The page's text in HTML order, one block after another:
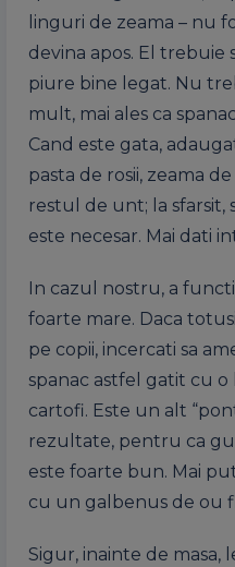
linguri de zeama – nu
devina apos. El trebuie
piure bine legat. Nu
mult, mai ales ca
Cand este gata,
pasta de rosii, zeama
restul de unt; la sfarsit,
este necesar. Mai dati
In cazul nostru, a
foarte mare. Daca
pe copii, incercati sa
spanac astfel gatit cu
cartofi. Este un alt
rezultate, pentru ca
este foarte bun. Mai
cu un galbenus de ou
Sigur, inainte de masa,